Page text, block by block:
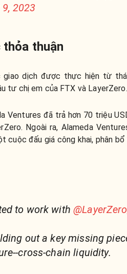
2023
thuận
dịch được thực hiện từ
tư chị em của FTX và LayerZero.
Ventures đã trả hơn 70 triệu
Ngoài ra, Alameda
cuộc đấu giá công khai, phân
to work with
out a key missing
cross-chain liquidity.